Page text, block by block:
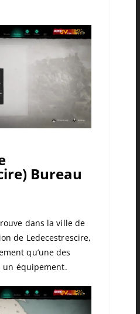
Bureau
dans la ville de
de Ledecestrescire,
qu’une des
un équipement.